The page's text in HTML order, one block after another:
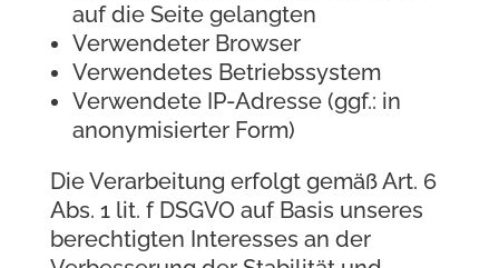
auf die Seite gelangten
Verwendeter Browser
Verwendetes Betriebssystem
Verwendete IP-Adresse (ggf.: in
anonymisierter Form)
Die Verarbeitung erfolgt gemäß Art. 6
Abs. 1 lit. f DSGVO auf Basis unseres
berechtigten Interesses an der